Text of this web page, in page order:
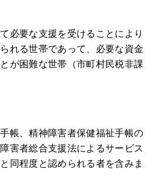
必要な支援を受けることにより
れる世帯であって、必要な資金
が困難な世帯（市町村民税非課
帳、精神障害者保健福祉手帳の
害者総合支援法によるサービス
同程度と認められる者を含みま